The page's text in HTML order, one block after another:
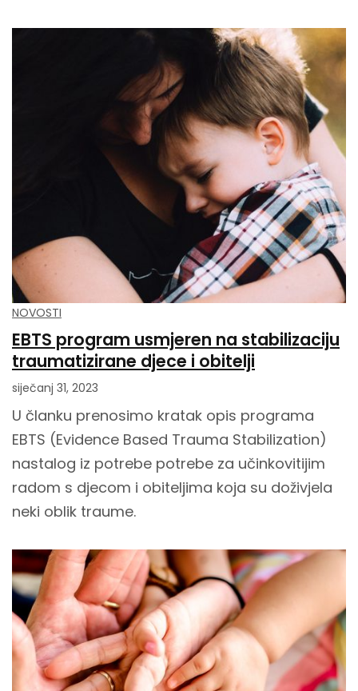
NOVOSTI
EBTS program usmjeren na stabilizaciju
traumatizirane djece i obitelji
siječanj 31, 2023
U članku prenosimo kratak opis programa
EBTS (Evidence Based Trauma Stabilization)
nastalog iz potrebe potrebe za učinkovitijim
radom s djecom i obiteljima koja su doživjela
neki oblik traume.